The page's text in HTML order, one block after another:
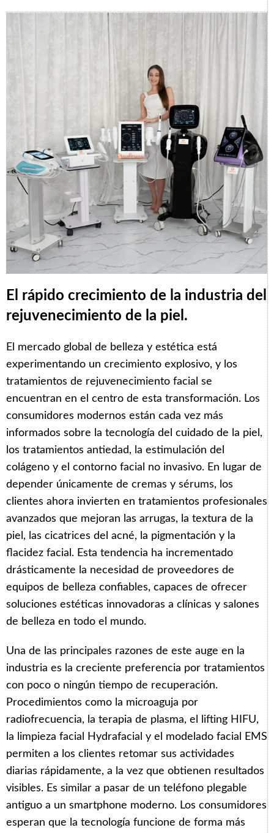
El rápido crecimiento de la industria del
rejuvenecimiento de la piel.
El mercado global de belleza y estética está
experimentando un crecimiento explosivo, y los
tratamientos de rejuvenecimiento facial se
encuentran en el centro de esta transformación. Los
consumidores modernos están cada vez más
informados sobre la tecnología del cuidado de la piel,
los tratamientos antiedad, la estimulación del
colágeno y el contorno facial no invasivo. En lugar de
depender únicamente de cremas y sérums, los
clientes ahora invierten en tratamientos profesionales
avanzados que mejoran las arrugas, la textura de la
piel, las cicatrices del acné, la pigmentación y la
flacidez facial. Esta tendencia ha incrementado
drásticamente la necesidad de proveedores de
equipos de belleza confiables, capaces de ofrecer
soluciones estéticas innovadoras a clínicas y salones
de belleza en todo el mundo.
Una de las principales razones de este auge en la
industria es la creciente preferencia por tratamientos
con poco o ningún tiempo de recuperación.
Procedimientos como la microaguja por
radiofrecuencia, la terapia de plasma, el lifting HIFU,
la limpieza facial Hydrafacial y el modelado facial EMS
permiten a los clientes retomar sus actividades
diarias rápidamente, a la vez que obtienen resultados
visibles. Es similar a pasar de un teléfono plegable
antiguo a un smartphone moderno. Los consumidores
esperan que la tecnología funcione de forma más